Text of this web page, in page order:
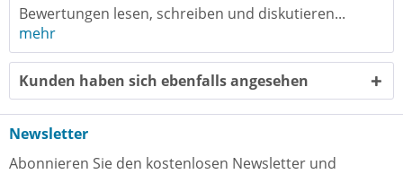
Bewertungen lesen, schreiben und diskutieren...
mehr
Kunden haben sich ebenfalls angesehen
Newsletter
Abonnieren Sie den kostenlosen Newsletter und